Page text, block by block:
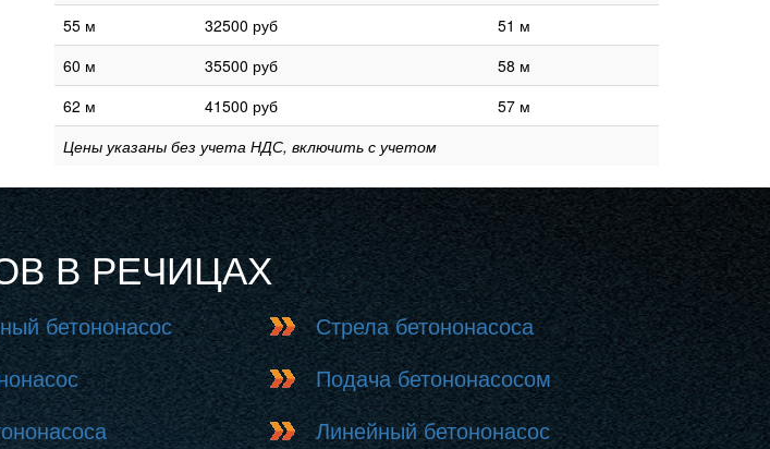
55 м
32500 руб
51 м
60 м
35500 руб
58 м
62 м
41500 руб
57 м
Цены указаны без учета НДС, включить с учетом
В РЕЧИЦАХ
бетононасос
Стрела бетононасоса
Подача бетононасосом
Линейный бетононасос